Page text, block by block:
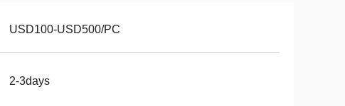
USD100-USD500/PC
2-3days